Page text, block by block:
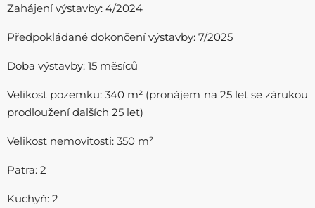
Zahájení výstavby: 4/2024
Předpokládané dokončení výstavby: 7/2025
Doba výstavby: 15 měsíců
Velikost pozemku: 340 m² (pronájem na 25 let se zárukou
prodloužení dalších 25 let)
Velikost nemovitosti: 350 m²
Patra: 2
Kuchyň: 2